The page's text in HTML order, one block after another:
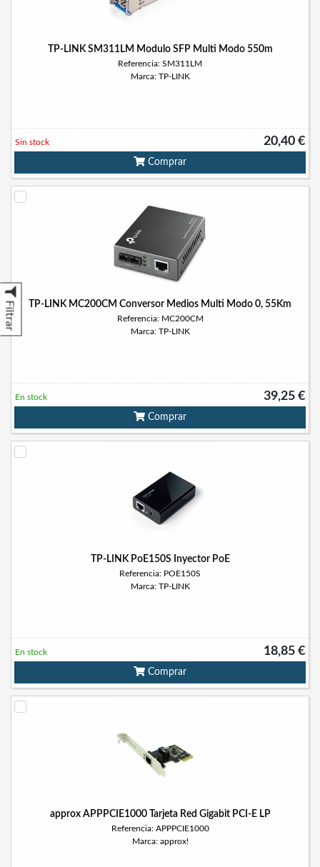
Filtrar
TP-LINK SM311LM Modulo SFP Multi Modo 550m
Referencia: SM311LM
Marca: TP-LINK
20,40 €
Sin stock
Comprar
TP-LINK MC200CM Conversor Medios Multi Modo 0, 55Km
Referencia: MC200CM
Marca: TP-LINK
39,25 €
En stock
Comprar
TP-LINK PoE150S Inyector PoE
Referencia: POE150S
Marca: TP-LINK
18,85 €
En stock
Comprar
approx APPPCIE1000 Tarjeta Red Gigabit PCI-E LP
Referencia: APPPCIE1000
Marca: approx!